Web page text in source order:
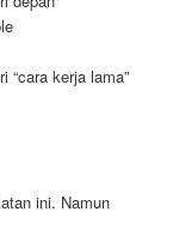
“cara kerja lama”
ini. Namun